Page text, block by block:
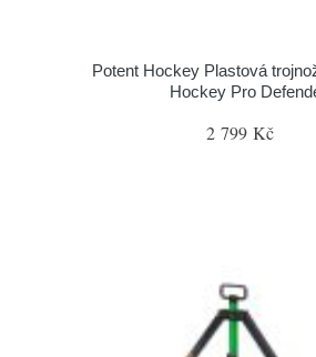
Potent Hockey Plastová
Hockey Pro
2 799 Kč